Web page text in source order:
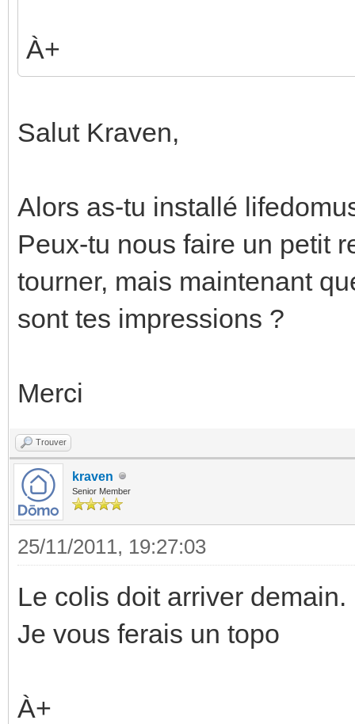
À+
Salut Kraven,
Alors as-tu installé
Peux-tu nous faire un petit
tourner, mais maintenant
sont tes impressions ?
Merci
Trouver
kraven
Senior Member
25/11/2011, 19:27:03
Le colis doit arriver demain.
Je vous ferais un topo
À+